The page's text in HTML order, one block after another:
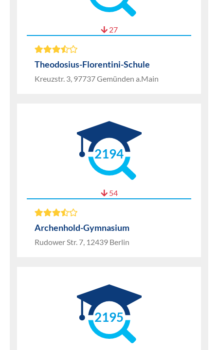
27
Theodosius-Florentini-Schule
Kreuzstr. 3, 97737 Gemünden a.Main
2194
54
Archenhold-Gymnasium
Rudower Str. 7, 12439 Berlin
2195